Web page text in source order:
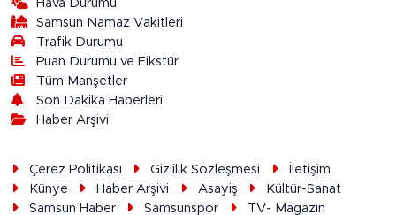
Hava Durumu
Samsun Namaz Vakitleri
Trafik Durumu
Puan Durumu ve Fikstür
Tüm Manşetler
Son Dakika Haberleri
Haber Arşivi
Çerez Politikası Gizlilik Sözleşmesi
İletişim
Künye
Haber Arşivi Asayiş
Kültür-Sanat
Samsun Haber
Samsunspor TV- Magazin